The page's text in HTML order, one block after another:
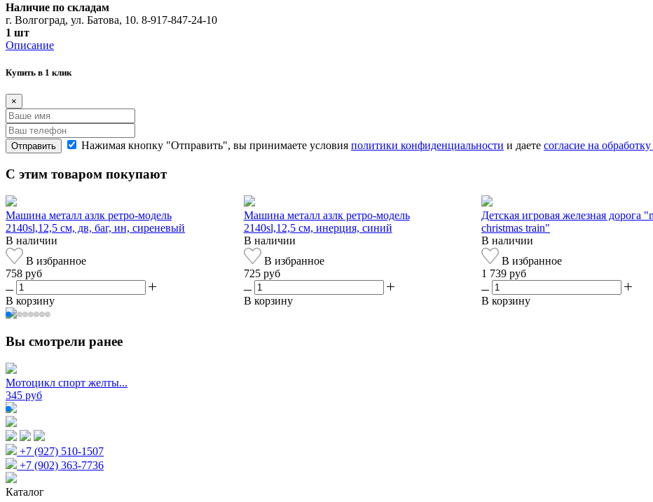
Наличие по складам
г. Волгоград, ул. Батова, 10. 8-917-847-24-10
1 шт
Описание
Купить в 1 клик
×
Отправить Нажимая кнопку "Отправить", вы принимаете условия политики конфиденциальности и даете согласие на
С этим товаром покупают
Машина металл азлк ретро-модель
2140sl,12,5 см, дв, баг, ин, сиреневый
В наличии
В избранное
758 руб
В корзину
Машина металл азлк ретро-модель
2140sl,12,5 см, инерция, синий
В наличии
В избранное
725 руб
В корзину
Детская игровая железная дорога
christmas train"
В наличии
В избранное
1 739 руб
В корзину
Вы смотрели ранее
Мотоцикл спорт желты...
345 руб
+7 (927) 510-1507
+7 (902) 363-7736
Каталог